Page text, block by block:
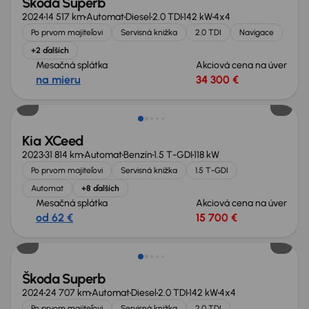
202414 517 kmAutomatDiesel2.0 TDI142 kW4x4
Po prvom majiteľovi Servisná knižka 2.0 TDI
Navigace
+2 ďalších
Mesačná splátka
na mieru
Akciová cena na úver
34 300 €
Zlacnené o 2 600 €
Kia XCeed
202331 814 kmAutomatBenzín1.5 T-GDI118 kW
Po prvom majiteľovi Servisná knižka
1.5 T-GDI
Automat
+8 ďalších
Mesačná splátka
od 62 €
Akciová cena na úver
15 700 €
Zlacnené o 3 500 €
Škoda Superb
202424 707 kmAutomatDiesel2.0 TDI142 kW4x4